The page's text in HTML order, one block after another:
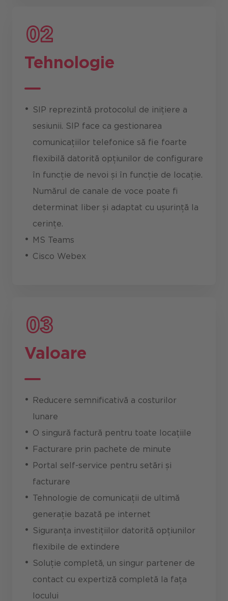
Tehnologie
SIP reprezintă protocolul de inițiere a
sesiunii. SIP face ca gestionarea
comunicațiilor telefonice să fie foarte
flexibilă datorită opțiunilor de configurare
în funcție de nevoi și în funcție de locație.
Numărul de canale de voce poate fi
determinat liber și adaptat cu ușurință la
cerințe.
MS Teams
Cisco Webex
Valoare
Reducere semnificativă a costurilor
lunare
O singură factură pentru toate locațiile
Facturare prin pachete de minute
Portal self-service pentru setări și
facturare
Tehnologie de comunicații de ultimă
generație bazată pe internet
Siguranța investițiilor datorită opțiunilor
flexibile de extindere
Soluție completă, un singur partener de
contact cu expertiză completă la fața
locului